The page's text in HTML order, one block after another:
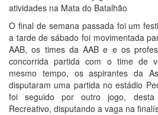
atividades na Mata do Batalhão
O final de semana passada foi um
a tarde de sábado foi movimentada
AAB, os times da AAB e e os
concorrida partida com o time de
mesmo tempo, os aspirantes da
disputaram uma partida no estádio
foi seguido por outro jogo,
Recreativo, disputando a vaga na